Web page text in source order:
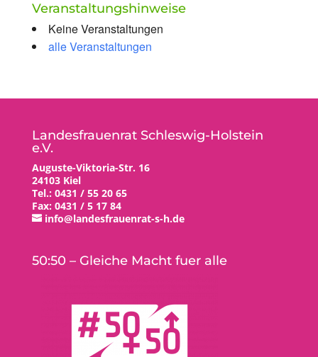
Veranstaltungshinweise
Keine Veranstaltungen
alle Veranstaltungen
Landesfrauenrat Schleswig-Holstein
e.V.
Auguste-Viktoria-Str. 16
24103 Kiel
Tel.: 0431 / 55 20 65
Fax: 0431 / 5 17 84
info@landesfrauenrat-s-h.de
50:50 – Gleiche Macht fuer alle